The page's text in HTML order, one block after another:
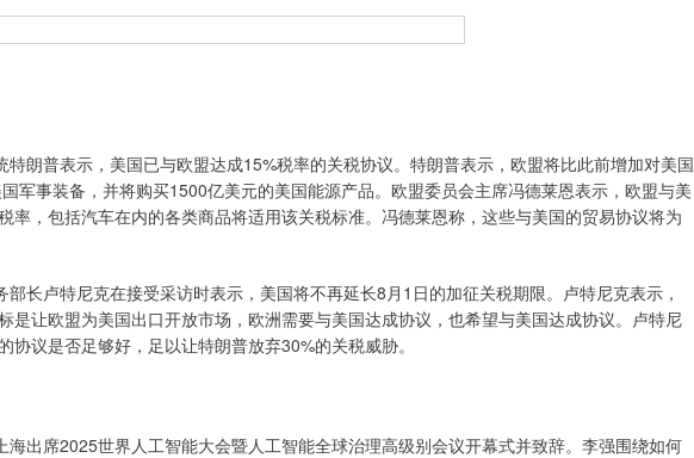
普表示，美国已与欧盟达成15%税率的关税协议。特朗普表示，欧盟将比此前增加对美国
军事装备，并将购买1500亿美元的美国能源产品。欧盟委员会主席冯德莱恩表示，欧盟与美
率，包括汽车在内的各类商品将适用该关税标准。冯德莱恩称，这些与美国的贸易协议将为
卢特尼克在接受采访时表示，美国将不再延长8月1日的加征关税期限。卢特尼克表示，
是让欧盟为美国出口开放市场，欧洲需要与美国达成协议，也希望与美国达成协议。卢特尼
协议是否足够好，足以让特朗普放弃30%的关税威胁。
出席2025世界人工智能大会暨人工智能全球治理高级别会议开幕式并致辞。李强围绕如何